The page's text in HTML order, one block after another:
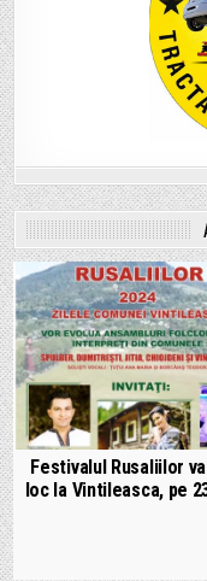
Festivalul Rusaliilor
loc la Vintileasca, pe